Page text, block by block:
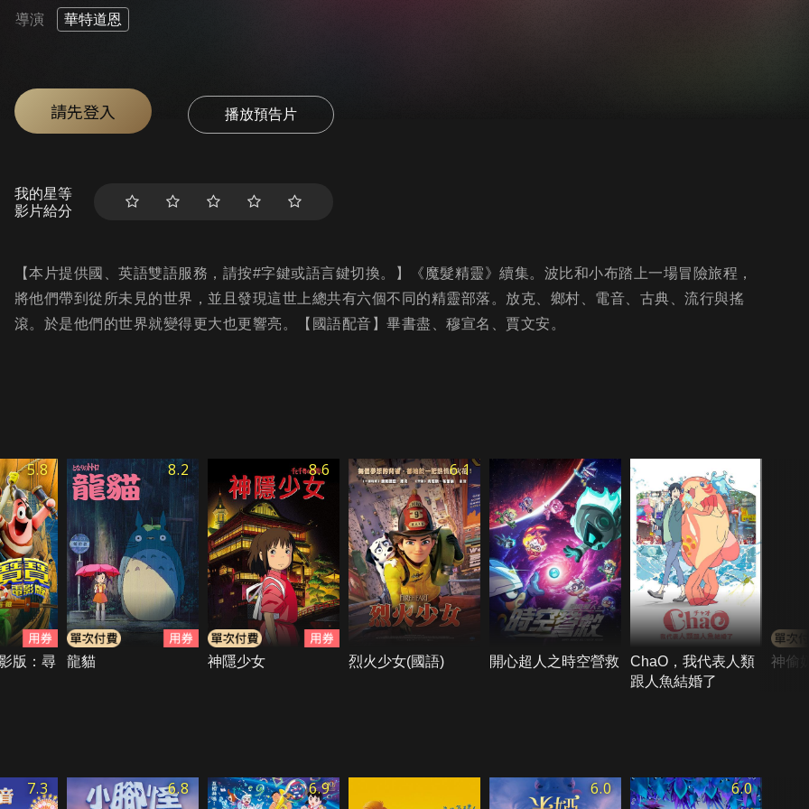
導演 華特道恩
請先登入 播放預告片
我的星等
影片給分
【本片提供國、英語雙語服務，請按#字鍵或語言鍵切換。】《魔髮精靈》續集。波比和小布踏上一場冒險旅程，
將他們帶到從所未見的世界，並且發現這世上總共有六個不同的精靈部落。放克、鄉村、電音、古典、流行與搖
滾。於是他們的世界就變得更大也更響亮。【國語配音】畢書盡、穆宣名、賈文安。
5.8
版：尋
8.2
龍貓
8.6
神隱少女
6.1
烈火少女(國語) 開心超人之時空營救
ChaO，我代表人類
跟人魚結婚了
神偷
7.3 6.8 6.9 6.0 6.0